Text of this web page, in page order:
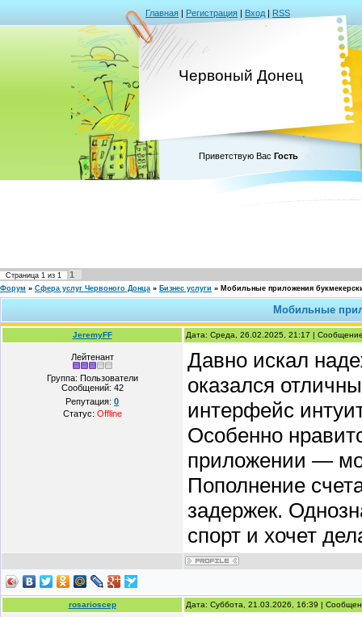
Главная | Регистрация | Вход | RSS
Червоный Донец
Приветствую Вас Гость
Страница 1 из 1 1
Форум » Сфера услуг Червоного Донца » Бизнес услуги » Мобильные приложения
Мобильные
JeremyFF Дата: Среда, 26.02.2025, 21:17 |
Лейтенант
Группа: Пользователи
Сообщений: 42
Репутация: 0
Статус: Offline
Давно искал
оказался
интерфейс
Особенно
приложении —
Пополнение
задержек.
спорт и хочет
rosarioscep Дата: Суббота, 21.03.2026, 16:39 |